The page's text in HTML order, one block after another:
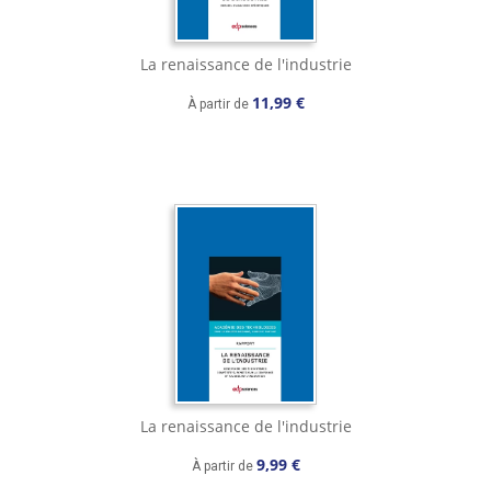
La renaissance de l'industrie
À partir de 11,99 €
La renaissance de l'industrie
À partir de 9,99 €